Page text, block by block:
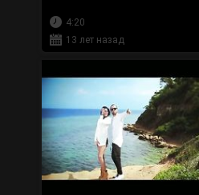
4:20
13 лет назад